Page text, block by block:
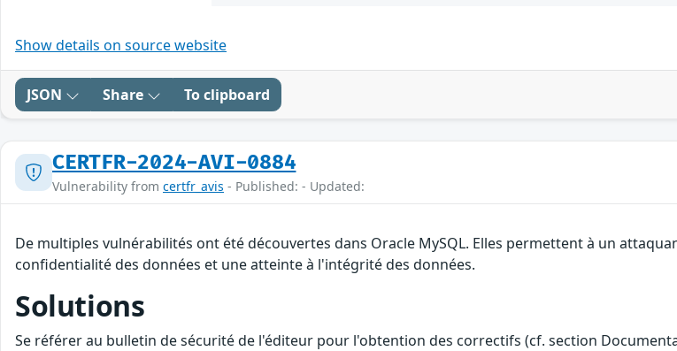
Show details on source website
JSON Share To clipboard
CERTFR-2024-AVI-0884
Vulnerability from certfr_avis - Published: - Updated:
De multiples vulnérabilités ont été découvertes dans Oracle MySQL. Elles permettent à un
confidentialité des données et une atteinte à l'intégrité des données.
Solutions
Se référer au bulletin de sécurité de l'éditeur pour l'obtention des correctifs (cf. section